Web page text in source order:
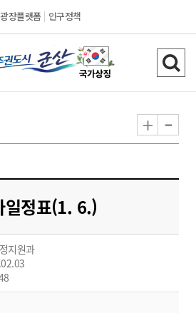
장플랫폼 인구정책
시
민
도
시
군
산
검
색
기
+ -
일정표(1. 6.)
지원과